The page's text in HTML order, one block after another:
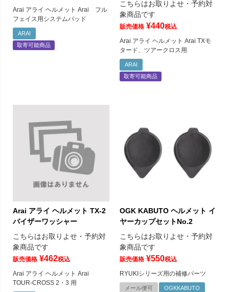
Arai アライ ヘルメット Arai フル
フェイス用システムパッド
ARAI
取寄可能商品
こちらはお取りよせ・予約対
象商品です
販売価格 ¥440税込
Arai アライ ヘルメット Arai TXモ
タード、ツアークロス用
ARAI
取寄可能商品
Arai アライ ヘルメット TX-2
バイザーワッシャー
こちらはお取りよせ・予約対
象商品です
販売価格 ¥462税込
Arai アライ ヘルメット Arai
TOUR-CROSS 2・3 用
OGK KABUTO ヘルメット イ
ヤーカップセットNo.2
こちらはお取りよせ・予約対
象商品です
販売価格 ¥550税込
RYUKIシリーズ用の補修パーツ
メール便可
OGKKABUTO